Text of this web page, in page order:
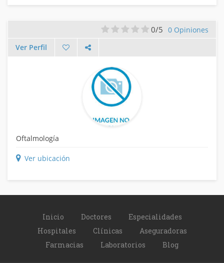
0/5 0 Opiniones
Ver Perfil
Oftalmología
Ver ubicación
Inicio Doctores
Especialidades
Hospitales
Clínicas
Aseguradoras
Farmacias
Laboratorios Blog